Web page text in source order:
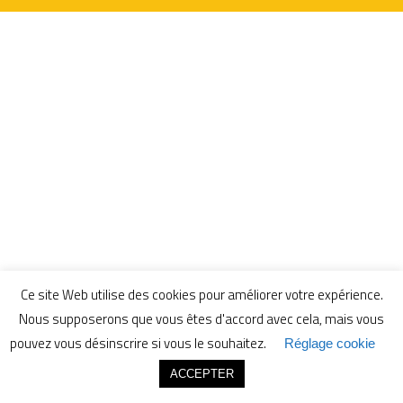
Ce site Web utilise des cookies pour améliorer votre expérience.
Nous supposerons que vous êtes d'accord avec cela, mais vous
pouvez vous désinscrire si vous le souhaitez.
Réglage cookie
ACCEPTER